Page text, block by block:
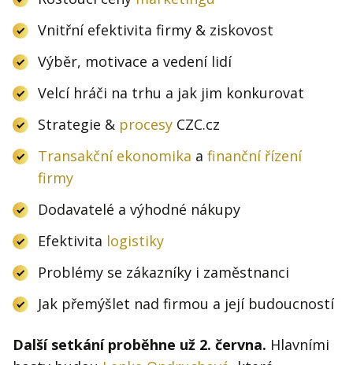
Vnitřní efektivita firmy & ziskovost
Výběr, motivace a vedení lidí
Velcí hráči na trhu a jak jim konkurovat
Strategie & procesy CZC.cz
Transakční ekonomika a finanční řízení
firmy
Dodavatelé a výhodné nákupy
Efektivita logistiky
Problémy se zákazníky i zaměstnanci
Jak přemýšlet nad firmou a její budoucností
Další setkání proběhne už 2. června. Hlavními